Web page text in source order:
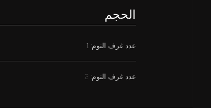
الحجم
عدد غرف النوم: 1
عدد غرف النوم: 2